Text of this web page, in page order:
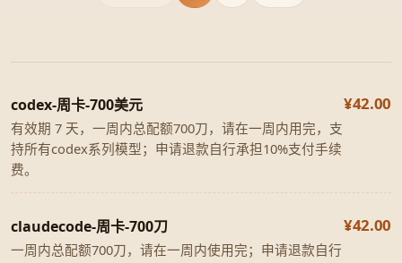
codex-周卡-700美元
有效期 7 天，一周内总配额700刀，请在一周内用完，支
持所有codex系列模型；申请退款自行承担10%支付手续
费。
¥42.00
claudecode-周卡-700刀
一周内总配额700刀，请在一周内使用完；申请退款自行
¥42.00